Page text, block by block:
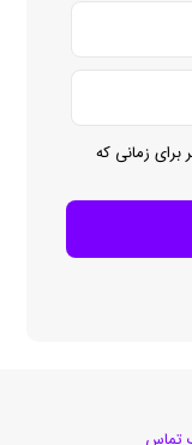
برای زمانی که